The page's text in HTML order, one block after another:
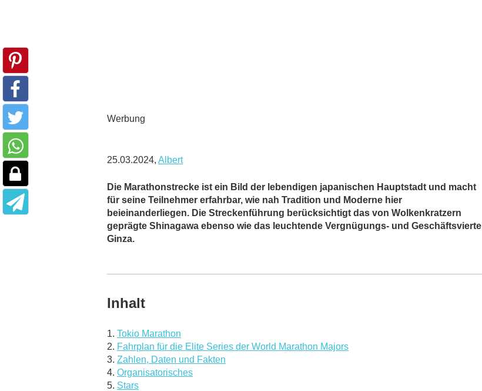
Werbung
25.03.2024, Albert
Die Marathonstrecke ist ein Bild der lebendigen japanischen Hauptstadt und macht
für seine Teilnehmer erfahrbar, wie nah Tradition und Moderne hier
beieinanderliegen. Die Streckenführung berücksichtigt das von Wolkenkratzern
geprägte Shinagawa ebenso wie das leuchtende Vergnügungs- und Geschäftsviertel
Ginza.
Inhalt
1. Tokio Marathon
2. Fahrplan für die Elite Series der World Marathon Majors
3. Zahlen, Daten und Fakten
4. Organisatorisches
5. Stars